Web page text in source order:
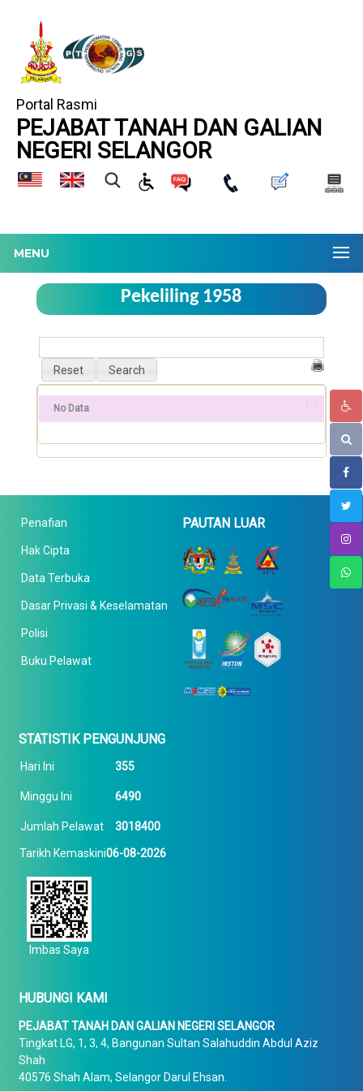
Portal Rasmi
PEJABAT TANAH DAN GALIAN
NEGERI SELANGOR
MENU
Pekeliling 1958
No Data
Penafian
Hak Cipta
Data Terbuka
Dasar Privasi & Keselamatan
Polisi
Buku Pelawat
PAUTAN LUAR
STATISTIK PENGUNJUNG
Hari Ini 355
Minggu Ini 6490
Jumlah Pelawat 3018400
Tarikh Kemaskini06-08-2026
Imbas Saya
HUBUNGI KAMI
PEJABAT TANAH DAN GALIAN NEGERI SELANGOR
Tingkat LG, 1, 3, 4, Bangunan Sultan Salahuddin Abdul Aziz
Shah
40576 Shah Alam, Selangor Darul Ehsan.